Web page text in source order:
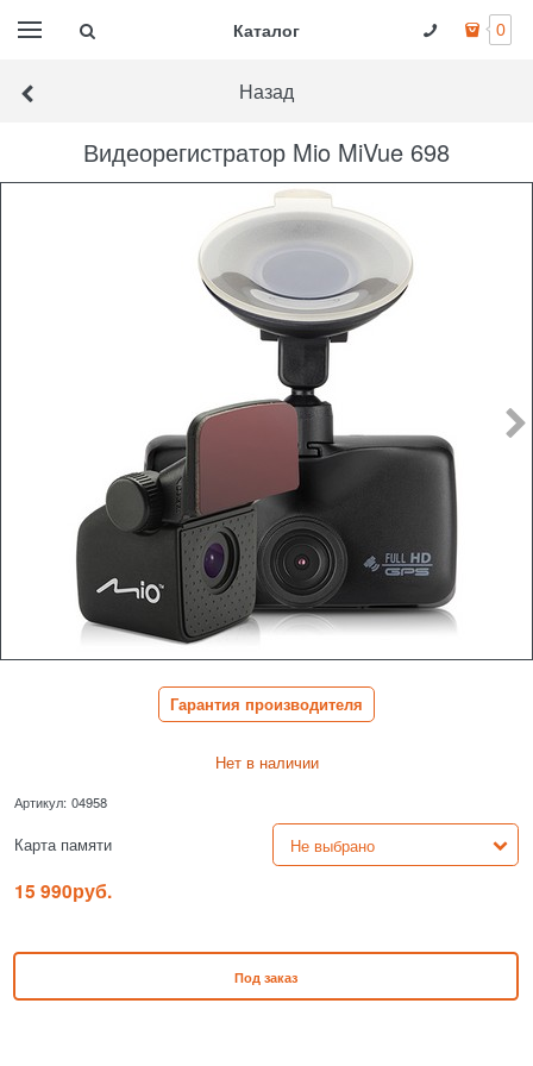
Каталог 0
Назад
Видеорегистратор Mio MiVue 698
Гарантия производителя
Нет в наличии
Артикул: 04958
Карта памяти
15 990руб.
Под заказ